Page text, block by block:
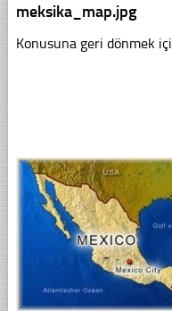
meksika_map.jpg
Konusuna geri dönmek